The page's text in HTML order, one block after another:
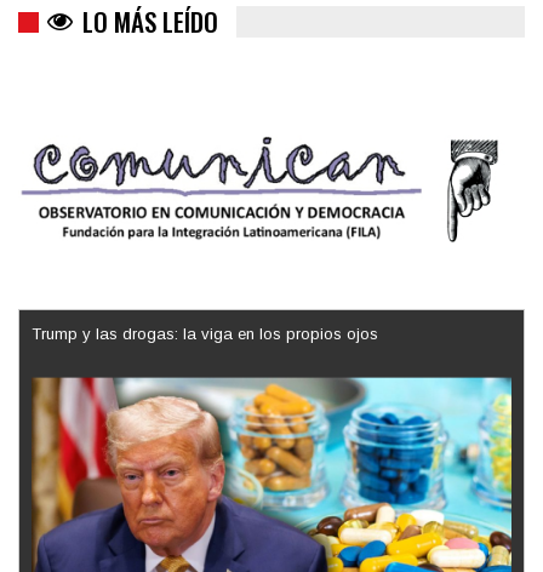
LO MÁS LEÍDO
Trump y las drogas: la viga en los propios ojos